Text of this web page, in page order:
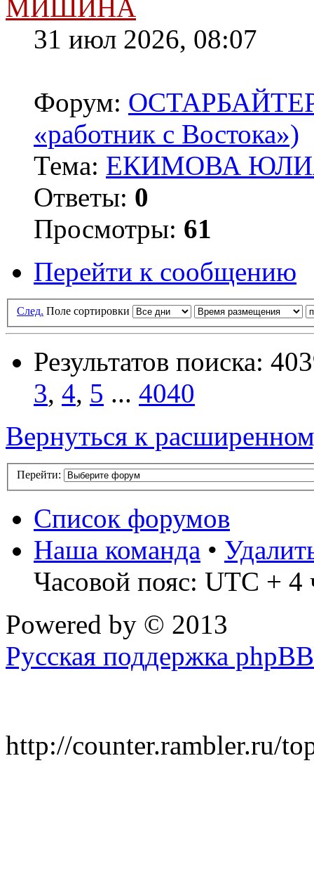
МИШИНА
31 июл 2026, 08:07
Форум:
«работник с Востока»)
Тема: ЕКИМОВА
Ответы: 0
Просмотры: 61
Перейти к сообщению
След. Поле сортировки
Результатов поиска:
3, 4, 5 ... 4040
Вернуться к
Перейти:
Список форумов
Наша команда •
Часовой пояс: UTC + 4
Powered by © 2013
Русская поддержка phpBB
http://counter.rambler.ru/